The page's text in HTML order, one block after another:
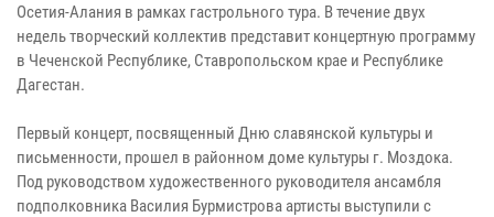
Осетия-Алания в рамках гастрольного тура. В течение двух
недель творческий коллектив представит концертную программу
в Чеченской Республике, Ставропольском крае и Республике
Дагестан.
Первый концерт, посвященный Дню славянской культуры и
письменности, прошел в районном доме культуры г. Моздока.
Под руководством художественного руководителя ансамбля
подполковника Василия Бурмистрова артисты выступили с